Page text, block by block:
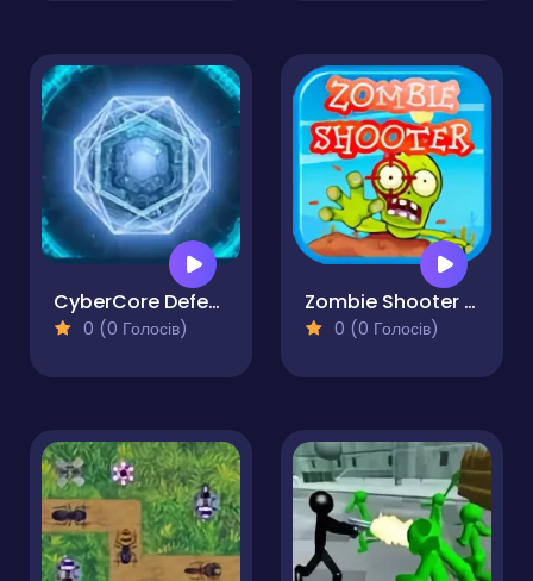
CyberCore Defense Protocol
0 (0 Голосів)
Zombie Shooter Apocalypse
0 (0 Голосів)